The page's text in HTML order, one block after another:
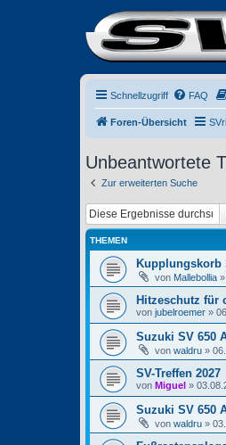
Schnellzugriff FAQ
Foren-Übersicht
Unbeantwortete
Zur erweiterten Suche
THEMEN
Kupplungskorb
von Mallebollia
Hitzeschutz für
von jubelroemer »
Suzuki SV 650
von waldru »
SV-Treffen 2027
von Miguel »
Suzuki SV 650
von waldru »